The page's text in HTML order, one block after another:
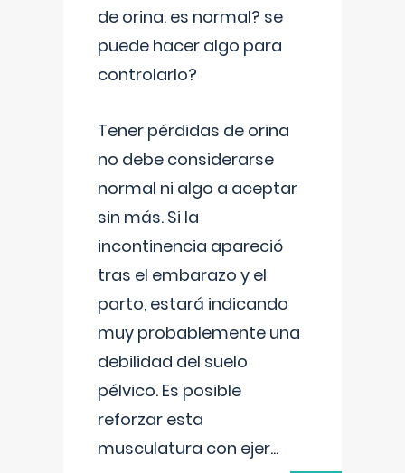
de orina. es normal? se
puede hacer algo para
controlarlo?
Tener pérdidas de orina
no debe considerarse
normal ni algo a aceptar
sin más. Si la
incontinencia apareció
tras el embarazo y el
parto, estará indicando
muy probablemente una
debilidad del suelo
pélvico. Es posible
reforzar esta
musculatura con ejer...